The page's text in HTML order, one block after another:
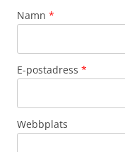
Namn *
E-postadress *
Webbplats